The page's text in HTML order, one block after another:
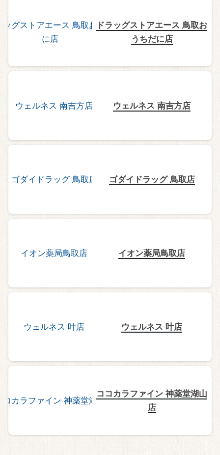
ドラッグストアエース 鳥取お
うちだに店
ウェルネス 南吉方店
ゴダイドラッグ 鳥取店
イオン薬局鳥取店
ウェルネス 叶店
ココカラファイン 神薬堂湖山
店